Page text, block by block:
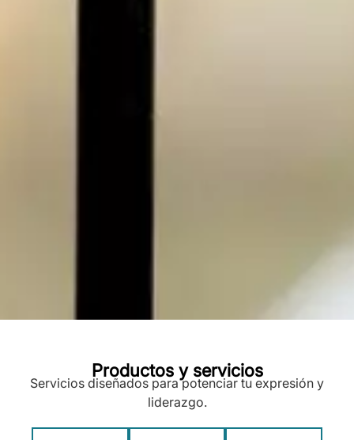
Productos y servicios
Servicios diseñados para potenciar tu expresión y
liderazgo.